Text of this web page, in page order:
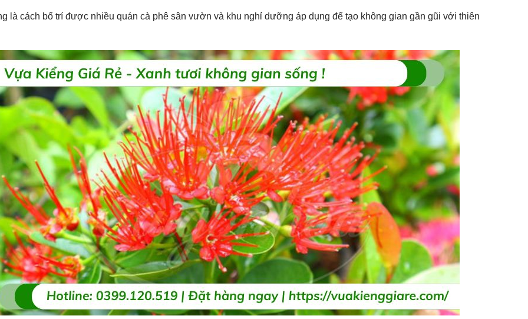
là cách bố trí được nhiều quán cà phê sân vườn và khu nghỉ dưỡng áp dụng để tạo không gian gần gũi với thiên